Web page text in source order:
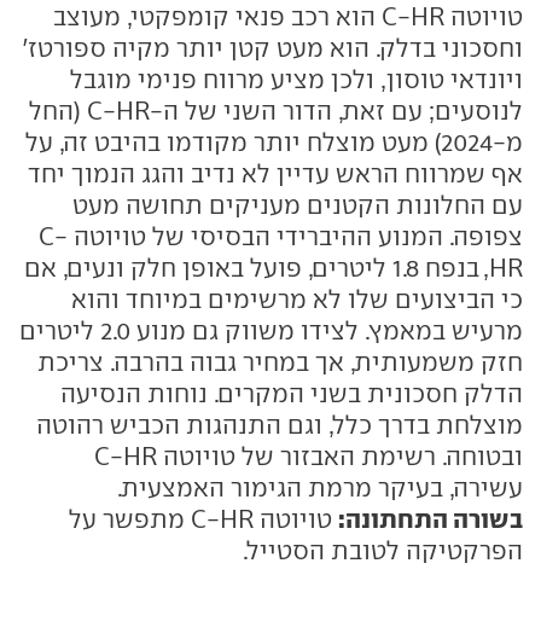
טויוטה C-HR הוא רכב פנאי קומפקטי, מעוצב
וחסכוני בדלק. הוא מעט קטן יותר מקיה ספורטז'
ויונדאי טוסון, ולכן מציע מרווח פנימי מוגבל
לנוסעים; עם זאת, הדור השני של ה-C-HR (החל
מ-2024) מעט מוצלח יותר מקודמו בהיבט זה, על
אף שמרווח הראש עדיין לא נדיב והגג הנמוך יחד
עם החלונות הקטנים מעניקים תחושה מעט
צפופה. המנוע ההיברידי הבסיסי של טויוטה C-
HR, בנפח 1.8 ליטרים, פועל באופן חלק ונעים, אם
כי הביצועים שלו לא מרשימים במיוחד והוא
מרעיש במאמץ. לצידו משווק גם מנוע 2.0 ליטרים
חזק משמעותית, אך במחיר גבוה בהרבה. צריכת
הדלק חסכונית בשני המקרים. נוחות הנסיעה
מוצלחת בדרך כלל, וגם התנהגות הכביש רהוטה
ובטוחה. רשימת האבזור של טויוטה C-HR
עשירה, בעיקר מרמת הגימור האמצעית.
בשורה התחתונה:
טויוטה C-HR מתפשר על
הפרקטיקה לטובת הסטייל.